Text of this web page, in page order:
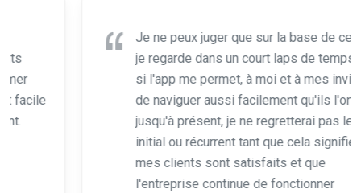
Je ne peux juger que sur la base de ce que
je regarde dans un court laps de temps, mais
si l'app me permet, à moi et à mes invités,
de naviguer aussi facilement qu'ils l'ont fait
jusqu'à présent, je ne regretterai pas le coût
initial ou récurrent tant que cela signifie que
mes clients sont satisfaits et que
l'entreprise continue de fonctionner